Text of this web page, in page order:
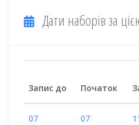
Дати наборів за
Запис до Початок
07
07